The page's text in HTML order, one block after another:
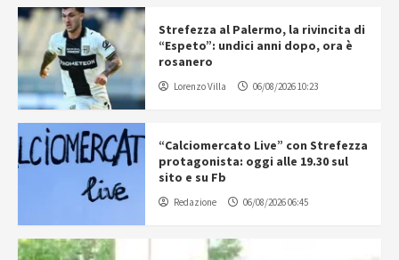
Strefezza al Palermo, la rivincita di
“Espeto”: undici anni dopo, ora è
rosanero
Lorenzo Villa 06/08/2026 10:23
“Calciomercato Live” con Strefezza
protagonista: oggi alle 19.30 sul
sito e su Fb
Redazione 06/08/2026 06:45